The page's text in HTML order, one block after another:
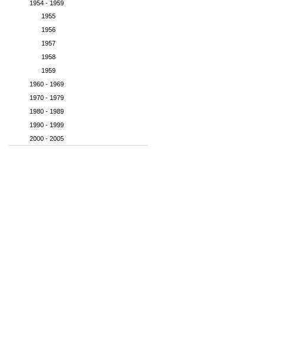
1954 - 1959
1955
1956
1957
1958
1959
1960 - 1969
1970 - 1979
1980 - 1989
1990 - 1999
2000 - 2005